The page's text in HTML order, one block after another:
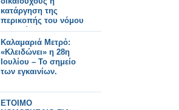
κατάργηση της
περικοπής του νόμου
Κατρούγκαλου –
Παραδείγματα.
Καλαμαριά Μετρό:
«Κλειδώνει» η 28η
Ιουλίου – Το σημείο
των εγκαινίων.
ΕΤΟΙΜΟ